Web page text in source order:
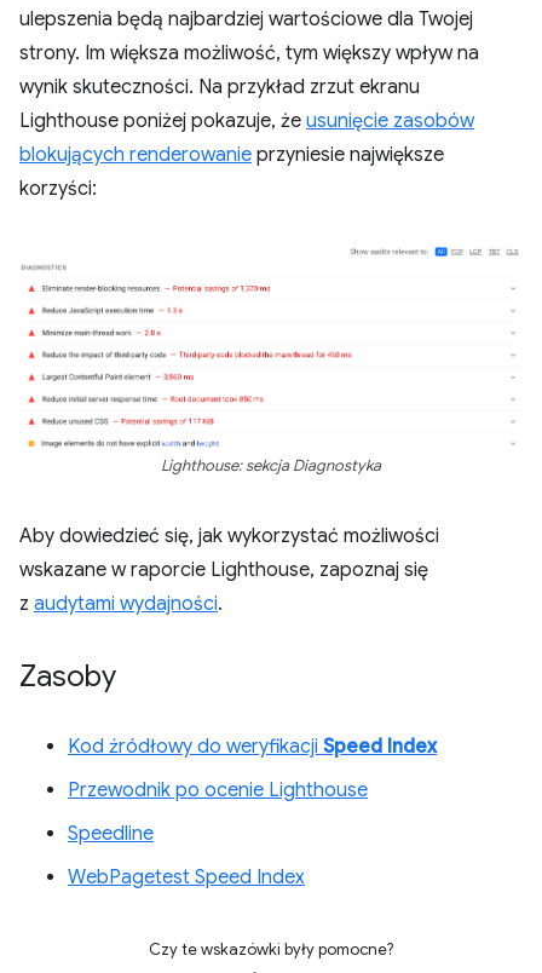
ulepszenia będą najbardziej wartościowe dla Twojej
strony. Im większa możliwość, tym większy wpływ na
wynik skuteczności. Na przykład zrzut ekranu
Lighthouse poniżej pokazuje, że usunięcie zasobów
blokujących renderowanie przyniesie największe
korzyści:
Lighthouse: sekcja Diagnostyka
Aby dowiedzieć się, jak wykorzystać możliwości
wskazane w raporcie Lighthouse, zapoznaj się
z audytami wydajności.
Zasoby
Kod źródłowy do weryfikacji Speed Index
Przewodnik po ocenie Lighthouse
Speedline
WebPagetest Speed Index
Czy te wskazówki były pomocne?